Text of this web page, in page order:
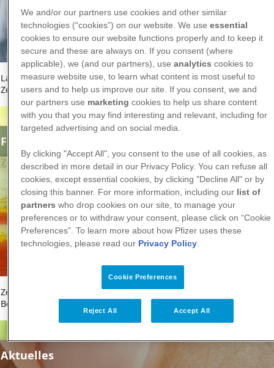
Lange Kleidung, Insektensprays, impfen. Was wirklich gegen
Zecken hilft, lesen Sie hier.
FSME-Risikogebiete in Deutschland
Zecken können FSME in ganz Deutschland übertragen.
Besonders hoch ist das Risiko hier.
Aktuelles
We and/or our partners use cookies and other similar
technologies (“cookies”) on our website. We use essential
cookies to ensure our website functions properly and to keep it
secure and these are always on. If you consent (where
applicable), we (and our partners), use analytics cookies to
measure website use, to learn what content is most useful to
users and to help us improve our site. If you consent, we and
our partners use marketing cookies to help us share content
with you that you may find interesting and relevant, including for
targeted advertising and on social media.
By clicking "Accept All", you consent to the use of all cookies, as
described in more detail in our Privacy Policy. You can refuse all
cookies, except essential cookies, by clicking "Decline All" or by
closing this banner. For more information, including our list of
partners who drop cookies on our site, to manage your
preferences or to withdraw your consent, please click on “Cookie
Preferences”. To learn more about how Pfizer uses these
technologies, please read our Privacy Policy.
Cookie Preferences
Reject All Accept All